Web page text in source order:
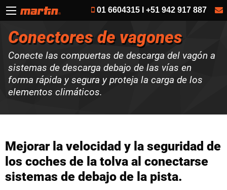
01 6604315 I +51 942 917 887
Conectores de vagones
Conecte las compuertas de descarga del vagón a
sistemas de descarga debajo de las vías en
forma rápida y segura y proteja la carga de los
elementos climáticos.
Mejorar la velocidad y la seguridad de
los coches de la tolva al conectarse
sistemas de debajo de la pista.